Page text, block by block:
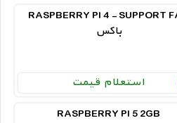
RASPBERRY PI 4 - SUPPORT
باکس
استعلام قیمت
RASPBERRY PI 5 2GB